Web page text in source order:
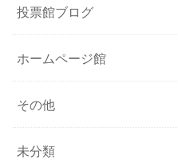
投票館ブログ
ホームページ館
その他
未分類